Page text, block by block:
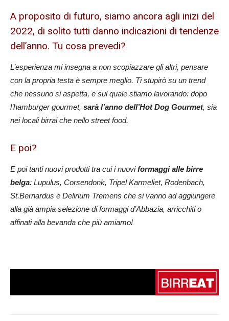
A proposito di futuro, siamo ancora agli inizi del
2022, di solito tutti danno indicazioni di tendenze
dell’anno. Tu cosa prevedi?
L’esperienza mi insegna a non scopiazzare gli altri, pensare
con la propria testa è sempre meglio. Ti stupirò su un trend
che nessuno si aspetta, e sul quale stiamo lavorando: dopo
l’hamburger gourmet, sarà l’anno dell’Hot Dog Gourmet, sia
nei locali birrai che nello street food.
E poi?
E poi tanti nuovi prodotti tra cui i nuoviformaggi alle birre
belga: Lupulus, Corsendonk, Tripel Karmeliet, Rodenbach,
St.Bernardus e Delirium Tremens che si vanno ad aggiungere
alla già ampia selezione di formaggi d’Abbazia, arricchiti o
affinati alla bevanda che più amiamo!